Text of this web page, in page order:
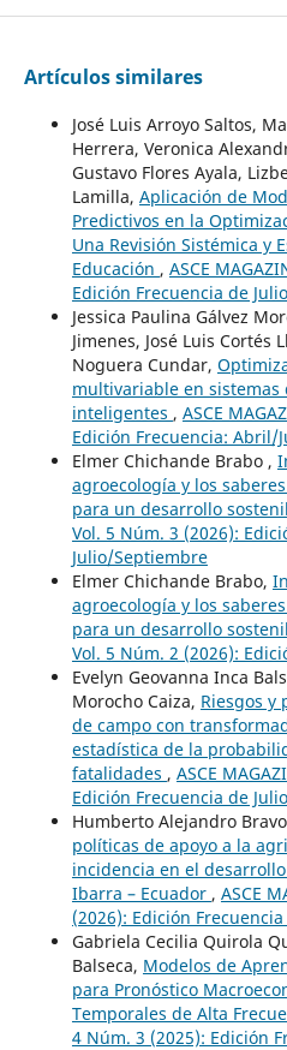
Artículos similares
José Luis Arroyo Saltos,
Herrera, Veronica
Gustavo Flores Ayala,
Lamilla, Aplicación de
Predictivos en la
Una Revisión Sistémica y
Educación , ASCE
Edición Frecuencia de
Jessica Paulina Gálvez
Jimenes, José Luis Cortés
Noguera Cundar,
multivariable en
inteligentes , ASCE
Edición Frecuencia: Abril/
Elmer Chichande Brabo ,
agroecología y los
para un desarrollo
Vol. 5 Núm. 3 (2026):
Julio/Septiembre
Elmer Chichande Brabo,
agroecología y los
para un desarrollo
Vol. 5 Núm. 2 (2026):
Evelyn Geovanna Inca
Morocho Caiza, Riesgos y
de campo con
estadística de la
fatalidades , ASCE
Edición Frecuencia de
Humberto Alejandro
políticas de apoyo a la
incidencia en el
Ibarra – Ecuador , ASCE
(2026): Edición
Gabriela Cecilia Quirola
Balseca, Modelos de
para Pronóstico
Temporales de Alta
4 Núm. 3 (2025): Edición